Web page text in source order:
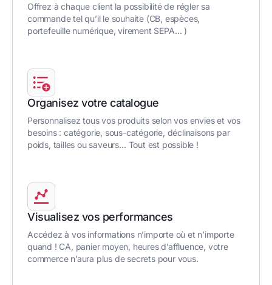
Offrez à chaque client la possibilité de régler sa
commande tel qu’il le souhaite (CB, espèces,
portefeuille numérique, virement SEPA… )
Organisez votre catalogue
Personnalisez tous vos produits selon vos envies et vos
besoins : catégorie, sous-catégorie, déclinaisons par
poids, tailles ou saveurs… Tout est possible !
Visualisez vos performances
Accédez à vos informations n’importe où et n’importe
quand ! CA, panier moyen, heures d’affluence, votre
commerce n’aura plus de secrets pour vous.